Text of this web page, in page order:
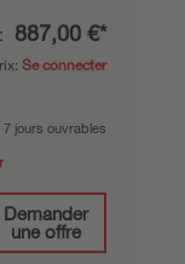
887,00 €*
Se connecter
jours ouvrables
Demander
une offre